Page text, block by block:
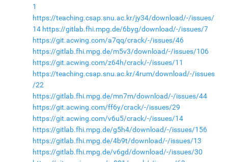
1
https://teaching.csap.snu.ac.kr/jy34/download/-/issues/
14 https://gitlab.fhi.mpg.de/6byg/download/-/issues/7
https://git.acwing.com/a7qq/crack/-/issues/46
https://gitlab.fhi.mpg.de/m5v3/download/-/issues/106
https://git.acwing.com/z64h/crack/-/issues/11
https://teaching.csap.snu.ac.kr/4rum/download/-/issues
/22
https://gitlab.fhi.mpg.de/mn7m/download/-/issues/44
https://git.acwing.com/ff6y/crack/-/issues/29
https://git.acwing.com/v6u5/crack/-/issues/14
https://gitlab.fhi.mpg.de/g5h4/download/-/issues/156
https://gitlab.fhi.mpg.de/4b9t/download/-/issues/13
https://gitlab.fhi.mpg.de/v6gd/download/-/issues/30